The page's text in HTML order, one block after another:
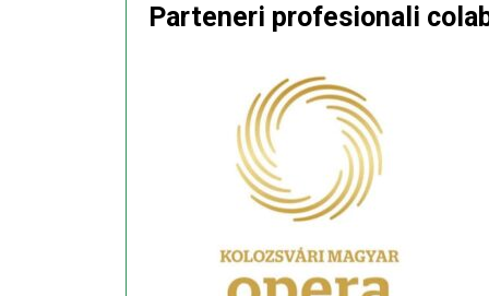
Parteneri profesionali